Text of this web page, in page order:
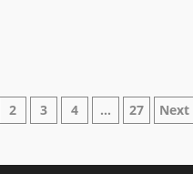
2 3 4 … 27 Next